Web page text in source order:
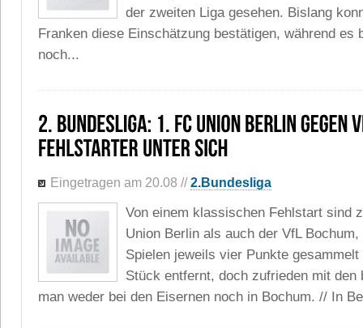
der zweiten Liga gesehen. Bislang
Franken diese Einschätzung bestätigen, während es
noch...
Eingetragen am 20.08 //2.Bundesliga
Von einem klassischen Fehlstart sind
Union Berlin als auch der VfL
Spielen jeweils vier Punkte
Stück entfernt, doch zufrieden mit den
man weder bei den Eisernen noch in Bochum. // In